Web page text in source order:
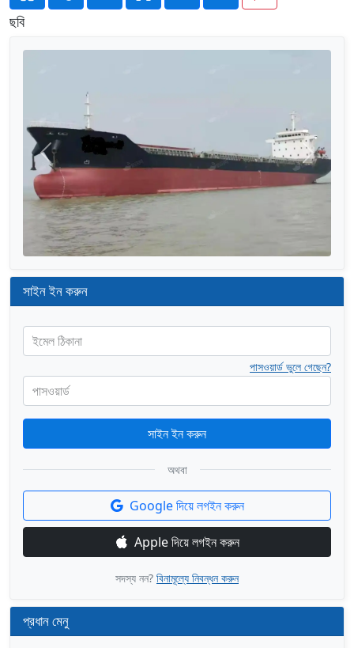
ছবি
আগের পরের
সাইন ইন করুন
ইমেল ঠিকানা
পাসওয়ার্ড
পাসওয়ার্ড ভুলে গেছেন?
সাইন ইন করুন
অথবা
Google দিয়ে লগইন করুন
Apple দিয়ে লগইন করুন
সদস্য নন? বিনামূল্যে নিবন্ধন করুন
প্রধান মেনু